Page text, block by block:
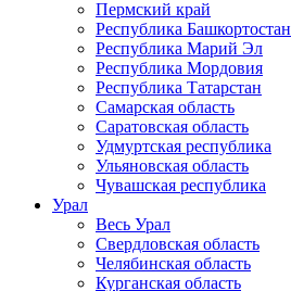
Пермский край
Республика Башкортостан
Республика Марий Эл
Республика Мордовия
Республика Татарстан
Самарская область
Саратовская область
Удмуртская республика
Ульяновская область
Чувашская республика
Урал
Весь Урал
Свердловская область
Челябинская область
Курганская область